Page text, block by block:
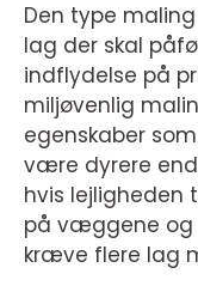
Den type
lag der skal
indflydelse på
miljøvenlig
egenskaber
være dyrere
hvis lejligheden
på væggene og
kræve flere lag